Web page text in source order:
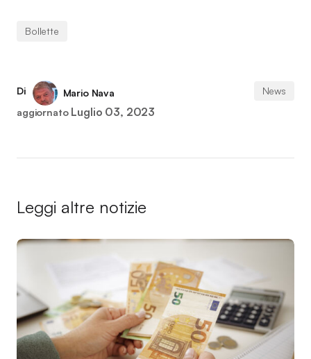
Bollette
Di
Mario Nava
aggiornato Luglio 03, 2023
News
Leggi altre notizie